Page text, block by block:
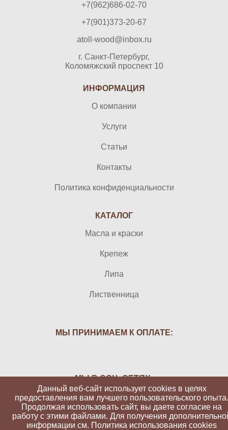
+7(962)686-02-70
+7(901)373-20-67
atoll-wood@inbox.ru
г. Санкт-Петербург,
Коломяжский проспект 10
ИНФОРМАЦИЯ
О компании
Услуги
Статьи
Контакты
Политика конфиденциальности
КАТАЛОГ
Масла и краски
Крепеж
Липа
Лиственница
МЫ ПРИНИМАЕМ К ОПЛАТЕ:
МЫ В СОЦ. СЕТЯХ:
Данный веб-сайт использует cookies в целях
предоставления вам лучшего пользовательского опыта.
Продолжая использовать сайт, вы даете согласие на
работу с этими файлами. Для получения
информации см. Политика использования cookies